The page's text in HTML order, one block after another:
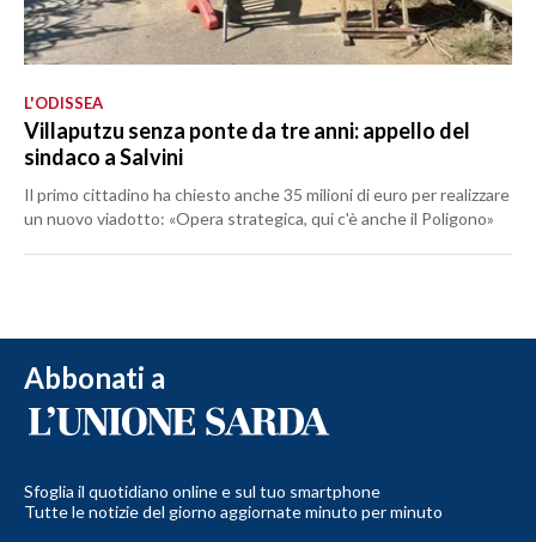
L'ODISSEA
Villaputzu senza ponte da tre anni: appello del
sindaco a Salvini
Il primo cittadino ha chiesto anche 35 milioni di euro per realizzare
un nuovo viadotto: «Opera strategica, qui c'è anche il Poligono»
Abbonati a
Sfoglia il quotidiano online e sul tuo smartphone
Tutte le notizie del giorno aggiornate minuto per minuto